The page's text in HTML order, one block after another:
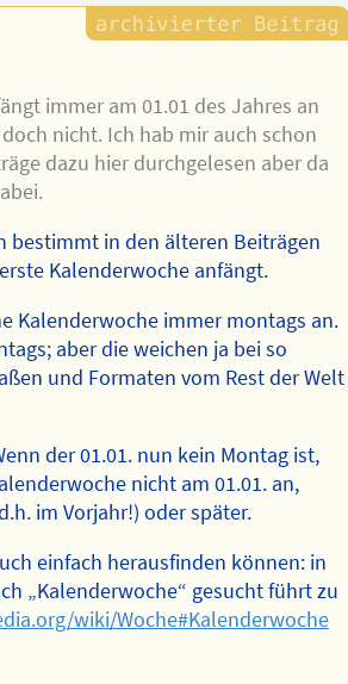
immer am 01.01 des Jahres an
nicht. Ich hab mir auch schon
dazu hier durchgelesen aber da
bestimmt in den älteren Beiträgen
Kalenderwoche anfängt.
Kalenderwoche immer montags an.
aber die weichen ja bei so
und Formaten vom Rest der Welt
der 01.01. nun kein Montag ist,
nicht am 01.01. an,
im Vorjahr!) oder später.
einfach herausfinden können: in
„Kalenderwoche“ gesucht führt zu
wiki/Woche#Kalenderwoche